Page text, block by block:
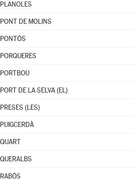
PLANOLES
PONT DE MOLINS
PONTÓS
PORQUERES
PORTBOU
PORT DE LA SELVA (EL)
PRESES (LES)
PUIGCERDÀ
QUART
QUERALBS
RABÓS